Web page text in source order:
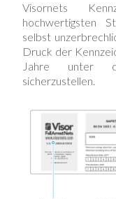
Visornets
hochwertigsten
selbst
Druck der
Jahre unter
sicherzustellen.